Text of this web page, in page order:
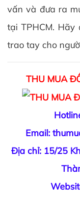
vấn và đưa ra
tại TPHCM.
trao tay cho
THU MUA
Email:
Địa chỉ: 15/25